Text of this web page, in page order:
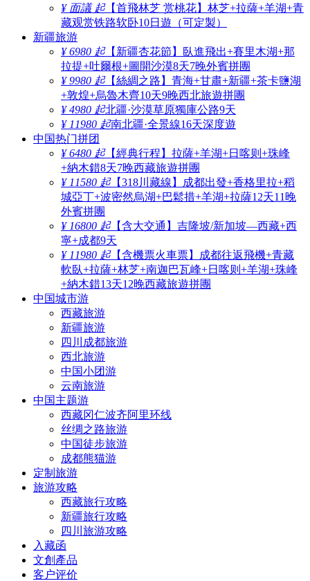
¥ 面議 起【首飛林芝 赏桃花】林芝+拉薩+羊湖+青
藏观赏铁路软卧10日遊（可定製）
新疆旅游
¥ 6980 起【新疆杏花節】臥進飛出+賽里木湖+那
拉提+吐爾根+圖開沙漠8天7晚外賓拼團
¥ 9980 起【絲綢之路】青海+甘肅+新疆+茶卡鹽湖
+敦煌+烏魯木齊10天9晚西北旅遊拼團
¥ 4980 起北疆·沙漠草原獨庫公路9天
¥ 11980 起南北疆·全景線16天深度遊
中国热门拼团
¥ 6480 起【經典行程】拉薩+羊湖+日喀则+珠峰
+納木錯8天7晚西藏旅遊拼團
¥ 11580 起【318川藏線】成都出發+香格里拉+稻
城亞丁+波密然烏湖+巴鬆措+羊湖+拉薩12天11晚
外賓拼團
¥ 16800 起【含大交通】吉隆坡/新加坡—西藏+西
寧+成都9天
¥ 11980 起【含機票火車票】成都往返飛機+青藏
軟臥+拉薩+林芝+南迦巴瓦峰+日喀则+羊湖+珠峰
+納木錯13天12晚西藏旅遊拼團
中国城市游
西藏旅游
新疆旅游
四川成都旅游
西北旅游
中国小团游
云南旅游
中国主题游
西藏冈仁波齐阿里环线
丝绸之路旅游
中国徒步旅游
成都熊猫游
定制旅游
旅游攻略
西藏旅行攻略
新疆旅行攻略
四川旅游攻略
入藏函
文創產品
客户评价